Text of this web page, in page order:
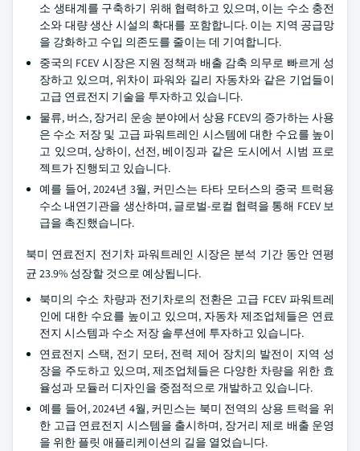
소 생태계를 구축하기 위해 협력하고 있으며, 이는 수소 충전
소와 대량 생산 시설의 확대를 포함합니다. 이는 지역 공급망
을 강화하고 수입 의존도를 줄이는 데 기여합니다.
중국의 FCEV 시장은 지원 정책과 배출 감축 의무로 빠르게 성
장하고 있으며, 위차이 파워와 길리 자동차와 같은 기업들이
고급 연료전지 기술을 투자하고 있습니다.
물류, 버스, 장거리 운송 분야에서 상용 FCEV의 증가하는 사용
은 수소 저장 및 고급 파워트레인 시스템에 대한 수요를 높이
고 있으며, 상하이, 선전, 베이징과 같은 도시에서 시범 프로
젝트가 진행되고 있습니다.
예를 들어, 2024년 3월, 커민스는 타타 모터스의 중국 트럭용
수소 내연기관을 생산하며, 글로벌-로컬 협력을 통해 FCEV 보
급을 촉진했습니다.
북미 연료전지 전기차 파워트레인 시장은 분석 기간 동안 연평
균 23.9% 성장할 것으로 예상됩니다.
북미의 수소 차량과 전기차로의 전환은 고급 FCEV 파워트레
인에 대한 수요를 높이고 있으며, 자동차 제조업체들은 연료
전지 시스템과 수소 저장 솔루션에 투자하고 있습니다.
연료전지 스택, 전기 모터, 전력 제어 장치의 발전이 지역 성
장을 주도하고 있으며, 제조업체들은 다양한 차량을 위한 효
율성과 모듈러 디자인을 중점적으로 개발하고 있습니다.
예를 들어, 2024년 4월, 커민스는 북미 전역의 상용 트럭을 위
한 고급 연료전지 시스템을 출시하며, 장거리 제로 배출 운영
을 위한 플릿 애플리케이션의 길을 열었습니다.